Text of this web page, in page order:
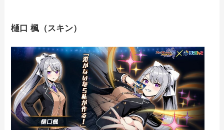
樋口 楓（スキン）